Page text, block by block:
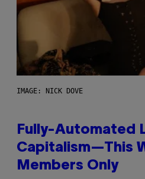
IMAGE: NICK DOVE
Fully-Automated
Capitalism—This
Members Only